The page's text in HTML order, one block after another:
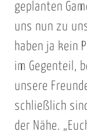
geplanten
uns nun zu
haben ja kein
im Gegenteil,
unsere
schließlich
der Nähe.